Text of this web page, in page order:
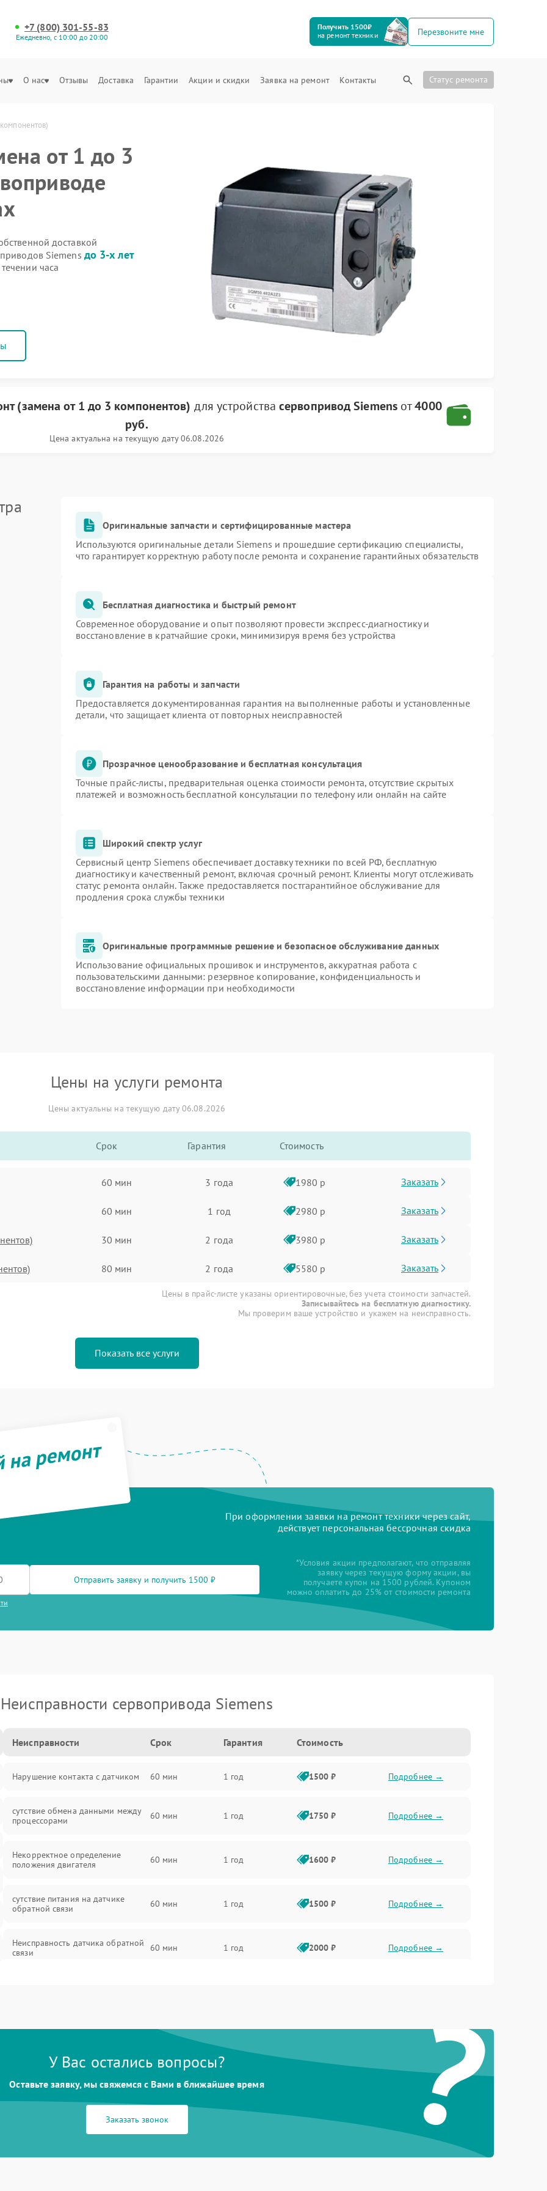
+7 (800) 301-55-83
Ежедневно, с 10:00 до 20:00
Получить 1500₽
на ремонт техники
Перезвоните мне
О нас Отзывы Доставка Гарантии Акции и скидки Заявка на ремонт Контакты Статус ремонта
от 1 до 3
доставкой
Siemens до 3-х лет
часа
(замена от 1 до 3 компонентов) для устройствасервопривод Siemensот4000
руб.
Цена актуальна на текущую дату 06.08.2026
Оригинальные запчасти и сертифицированные мастера
Используются оригинальные детали Siemens и прошедшие сертификацию специалисты,
что гарантирует корректную работу после ремонта и сохранение гарантийных обязательств
Бесплатная диагностика и быстрый ремонт
Современное оборудование и опыт позволяют провести экспресс-диагностику и
восстановление в кратчайшие сроки, минимизируя время без устройства
Гарантия на работы и запчасти
Предоставляется документированная гарантия на выполненные работы и установленные
детали, что защищает клиента от повторных неисправностей
Прозрачное ценообразование и бесплатная консультация
Точные прайс-листы, предварительная оценка стоимости ремонта, отсутствие скрытых
платежей и возможность бесплатной консультации по телефону или онлайн на сайте
Широкий спектр услуг
Сервисный центр Siemens обеспечивает доставку техники по всей РФ, бесплатную
диагностику и качественный ремонт, включая срочный ремонт. Клиенты могут отслеживать
статус ремонта онлайн. Также предоставляется постгарантийное обслуживание для
продления срока службы техники
Оригинальные программные решение и безопасное обслуживание данных
Использование официальных прошивок и инструментов, аккуратная работа с
пользовательскими данными: резервное копирование, конфиденциальность и
восстановление информации при необходимости
Цены на услуги ремонта
Цены актуальны на текущую дату 06.08.2026
Срок Гарантия Стоимость
60 мин 3 года 1980 р Заказать
60 мин 1 год 2980 р Заказать
30 мин 2 года 3980 р Заказать
80 мин 2 года 5580 р Заказать
Цены в прайс-листе указаны ориентировочные, без учета стоимости запчастей.
Записывайтесь на бесплатную диагностику.
Мы проверим ваше устройство и укажем на неисправность.
Показать все услуги
ремонт
При оформлении заявки на ремонт техники через сайт,
действует персональная бессрочная скидка
Отправить заявку и получить 1500 ₽
*Условия акции предполагают, что отправляя
заявку через текущую форму акции, вы
получаете купон на 1500 рублей. Купоном
можно оплатить до 25% от стоимости ремонта
Неисправности сервопривода Siemens
Неисправности Срок Гарантия Стоимость
Нарушение контакта с датчиком 60 мин 1 год 1500 ₽ Подробнее →
сутствие обмена данными между
процессорами
60 мин 1 год 1750 ₽ Подробнее →
Некорректное определение
положения двигателя
60 мин 1 год 1600 ₽ Подробнее →
сутствие питания на датчике
обратной связи
60 мин 1 год 1500 ₽ Подробнее →
Неисправность датчика обратной
связи
60 мин 1 год 2000 ₽ Подробнее →
Перегорание обмки статора 60 мин 1 год 2500 ₽ Подробнее →
Размагничивание или разрушение 60 мин Подробнее →
Перя питания или его
1 год Подробнее →
?
У Вас остались вопросы?
Оставьте заявку, мы свяжемся с Вами в ближайшее время
Заказать звонок